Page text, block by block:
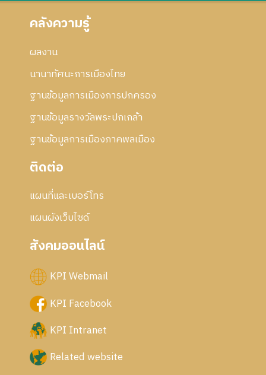
คลังความรู้
ผลงาน
นานาทัศนะการเมืองไทย
ฐานข้อมูลการเมืองการปกครอง
ฐานข้อมูลรางวัลพระปกเกล้า
ฐานข้อมูลการเมืองภาคพลเมือง
ติดต่อ
แผนที่และเบอร์โทร
แผนผังเว็บไซด์
สังคมออนไลน์
KPI Webmail
KPI Facebook
KPI Intranet
Related website